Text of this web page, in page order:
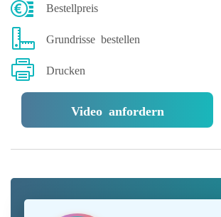
Bestellpreis
Grundrisse bestellen
Drucken
Video anfordern